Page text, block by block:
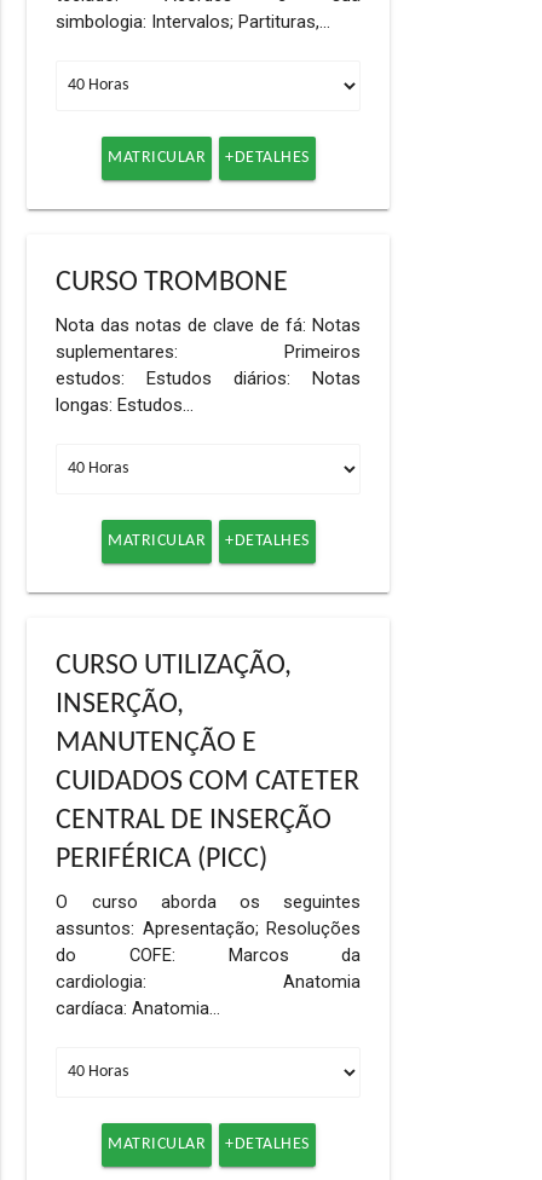
simbologia: Intervalos; Partituras,…
MATRICULAR +DETALHES
CURSO TROMBONE
Nota das notas de clave de fá: Notas
suplementares: Primeiros
estudos: Estudos diários: Notas
longas: Estudos…
MATRICULAR +DETALHES
CURSO UTILIZAÇÃO,
INSERÇÃO,
MANUTENÇÃO E
CUIDADOS COM CATETER
CENTRAL DE INSERÇÃO
PERIFÉRICA (PICC)
O curso aborda os seguintes
assuntos: Apresentação; Resoluções
do COFE: Marcos da
cardiologia: Anatomia
cardíaca: Anatomia…
MATRICULAR +DETALHES